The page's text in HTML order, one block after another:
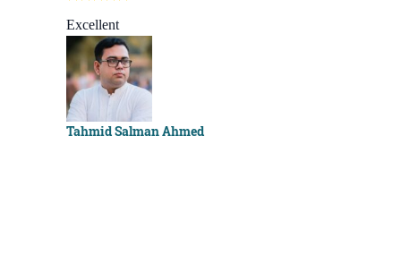
Excellent
Tahmid Salman Ahmed